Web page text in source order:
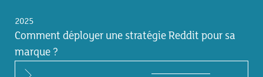
2025
Comment déployer une stratégie Reddit pour sa
marque ?